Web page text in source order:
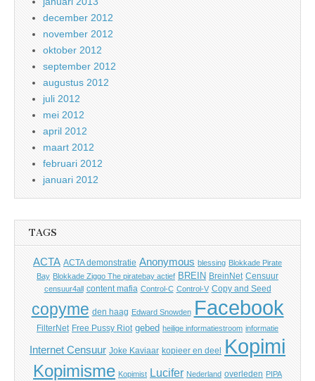
december 2012
november 2012
oktober 2012
september 2012
augustus 2012
juli 2012
mei 2012
april 2012
maart 2012
februari 2012
januari 2012
TAGS
ACTA ACTA demonstratie Anonymous blessing Blokkade Pirate
Bay Blokkade Ziggo The piratebay actief BREIN BreinNet Censuur
censuur4all content mafia Control-C Control-V Copy and Seed
copyme den haag Edward Snowden Facebook
FilterNet Free Pussy Riot gebed heilige informatiestroom informatie
Internet Censuur Joke Kaviaar kopieer en deel Kopimi
Kopimisme Kopimist Lucifer Nederland overleden PIPA